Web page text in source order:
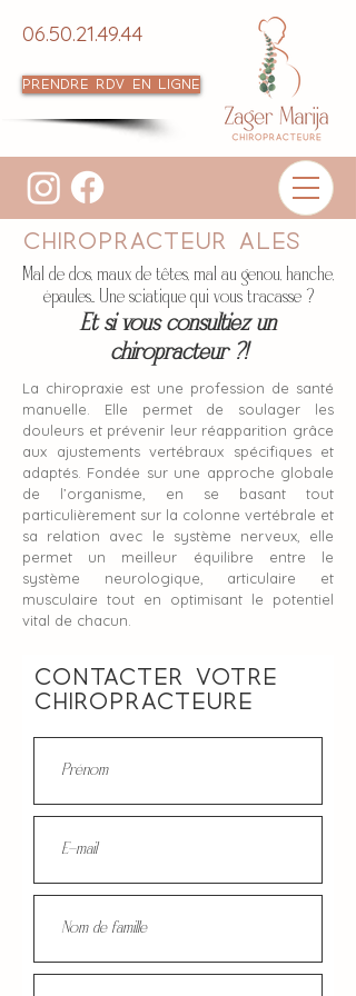
06.50.21.49.44
Prendre RDV en ligne
Chiropracteur Ales
Mal de dos, maux de têtes, mal au genou, hanche,
épaules... Une sciatique qui vous tracasse ?
Et si vous consultiez un
chiropracteur ?!
La chiropraxie est une profession de santé
manuelle. Elle permet de soulager les
douleurs et prévenir leur réapparition grâce
aux ajustements vertébraux spécifiques et
adaptés. Fondée sur une approche globale
de l’organisme, en se basant tout
particulièrement sur la colonne vertébrale et
sa relation avec le système nerveux, elle
permet un meilleur équilibre entre le
système neurologique, articulaire et
musculaire tout en optimisant le potentiel
vital de chacun.
Contacter votre
chiropracteure